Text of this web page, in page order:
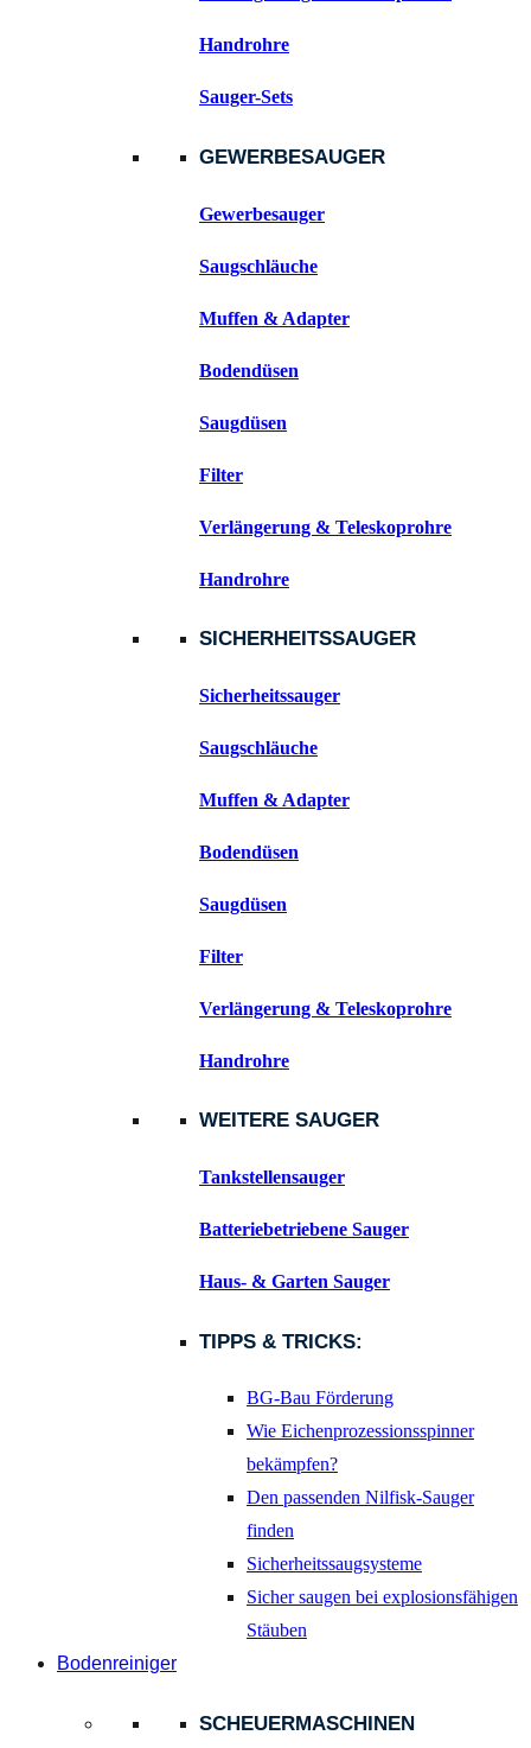
Handrohre
Sauger-Sets
GEWERBESAUGER
Gewerbesauger
Saugschläuche
Muffen & Adapter
Bodendüsen
Saugdüsen
Filter
Verlängerung & Teleskoprohre
Handrohre
SICHERHEITSSAUGER
Sicherheitssauger
Saugschläuche
Muffen & Adapter
Bodendüsen
Saugdüsen
Filter
Verlängerung & Teleskoprohre
Handrohre
WEITERE SAUGER
Tankstellensauger
Batteriebetriebene Sauger
Haus- & Garten Sauger
TIPPS & TRICKS:
BG-Bau Förderung
Wie Eichenprozessionsspinner
bekämpfen?
Den passenden Nilfisk-Sauger
finden
Sicherheitssaugsysteme
Sicher saugen bei explosionsfähigen
Stäuben
Bodenreiniger
SCHEUERMASCHINEN